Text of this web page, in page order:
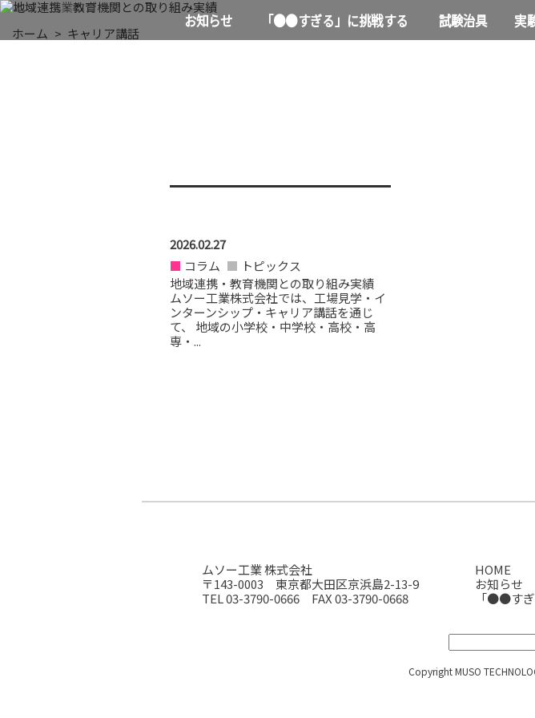
お知らせ 「●●すぎる」に挑戦する 試験治具 実
ホーム キャリア講話
2026.02.27
コラム
トピックス
地域連携・教育機関との取り組み実績
ムソー工業株式会社では、工場見学・イ
ンターンシップ・キャリア講話を通じ
て、 地域の小学校・中学校・高校・高
専・...
ムソー工業 株式会社
〒143-0003 東京都大田区京浜島2-13-9
TEL 03-3790-0666 FAX 03-3790-0668
HOME
お知らせ
「●●す
サイト内検索:
Copyright MUSO